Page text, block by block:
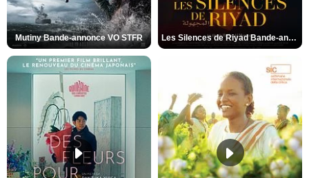
Mutiny Bande-annonce VO STFR Les Silences de Riyad Bande-annonce VO STFR